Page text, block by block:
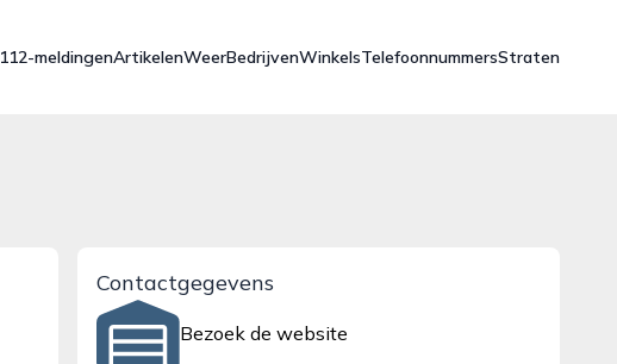
112-meldingenArtikelenWeerBedrijvenWinkelsTelefoonnummersStraten
Contactgegevens
Bezoek de website